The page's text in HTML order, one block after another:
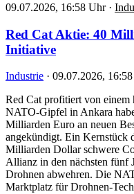
09.07.2026, 16:58 Uhr ·
Red Cat Aktie: 40
Initiative
Industrie · 09.07.2026,
Red Cat profitiert von einem
NATO-Gipfel in Ankara
Milliarden Euro an neuen
angekündigt. Ein Kernstück
Milliarden Dollar schwere
Allianz in den nächsten fünf
Drohnen abwehren. Die
Marktplatz für Drohnen-